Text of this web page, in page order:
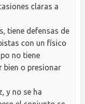
claras a
tiene defensas de
con un físico
no tiene
bien o presionar
y no se ha